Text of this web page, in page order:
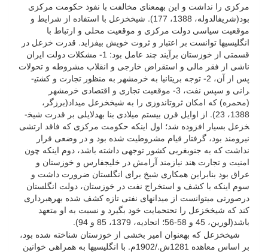
مرکزی را نداشت و این به­معنای مخالفت با نفوذ حکومت مرکزی
بود(شریف­الدوله، 1388، 177). شیخ­خزعل با استفاده از شرایط و
موقعیت سیاسی دولت مرکزی و موقعیت محلی و ارتباط با
انگلیسی­ها توانست بر اعتبار و ثروت خویش بیفزاید. قدرت خزعل در
قسمتی از خوزستان برآیند چند عامل بود: 1- مشکلات دولت ایران
ناشی از فقر مالی و استقراض خارجی و انقلاب مشروطه و تحولات
پس از آن، 2- توجه بریتانیا به خرمشهر به منظور تجارت و کشتی­
رانی و سپس نفت، 3- موقعیت تجاری و اقتصادی خرمشهر
(محمره) که امکان ثروت­اندوزی را به شیخ­خزعل می­داد(برزگر،
1388، 23). از اوایل قرن بیستم میلادی بنا به­دلایلی بر قدرت شیخ­
خزعل بسیار افزوده شد؛ اول اینکه حکومت مرکزی که فاقد ارتشی
نیرومند بود، گرفتار قیام مشروطیت شده بود و در وضعی قرار
نداشت که به جنوب­غربی کشور توجهی داشته باشد، دوم اینکه چون
امنیت و تجارت هند نیازمند آرامش در خلیج­فارس و خوزستان و
عراق بود بنابراین همکاری شیخ برای انگلستان ضرورت داشت و
سوم اینکه با کشف و استخراج نفت در خوزستان، دولت انگلستان
درصورتی می­توانست از میدان­های نفتی تازه کشف شده بهره­برداری
کند که شیخ­خزعل را تحت­حمایت خود بگیرد و نسبت به او متعهد
باشد(لورین، 45 و 58-56؛ اتحادیه، 1379، 85 و 94).
شیخ­خزعل که به­عنوان امیر بخشی از خوزستان شناخته شده بود،
بر اساس معاهده 1281ش./1902م. با انگلیسی­ها به همراهی خوانین